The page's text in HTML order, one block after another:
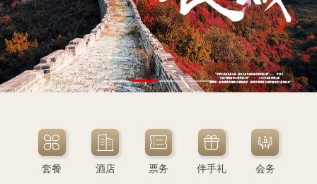
套餐 酒店 票务 伴手礼 会务